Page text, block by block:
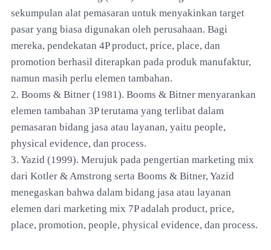
sekumpulan alat pemasaran untuk menyakinkan target
pasar yang biasa digunakan oleh perusahaan. Bagi
mereka, pendekatan 4P product, price, place, dan
promotion berhasil diterapkan pada produk manufaktur,
namun masih perlu elemen tambahan.
2. Booms & Bitner (1981). Booms & Bitner menyarankan
elemen tambahan 3P terutama yang terlibat dalam
pemasaran bidang jasa atau layanan, yaitu people,
physical evidence, dan process.
3. Yazid (1999). Merujuk pada pengertian marketing mix
dari Kotler & Amstrong serta Booms & Bitner, Yazid
menegaskan bahwa dalam bidang jasa atau layanan
elemen dari marketing mix 7P adalah product, price,
place, promotion, people, physical evidence, dan process.